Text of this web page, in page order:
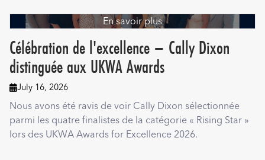
En savoir plus
Célébration de l'excellence – Cally Dixon
distinguée aux UKWA Awards
July 16, 2026
Nous avons été ravis de voir Cally Dixon sélectionnée
parmi les quatre finalistes de la catégorie « Rising Star »
lors des UKWA Awards for Excellence 2026.